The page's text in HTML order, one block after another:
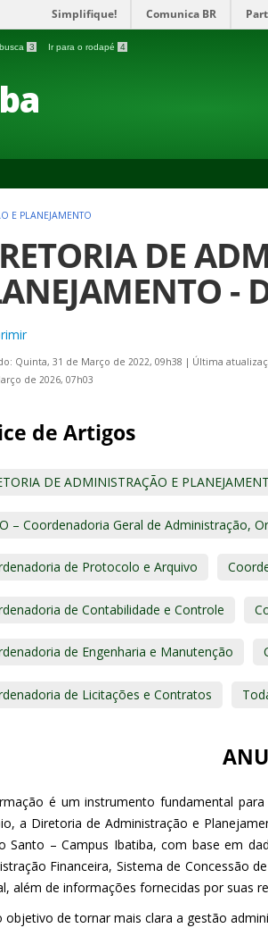
Simplifique! Comunica BR
3 Ir para o rodapé 4
E PLANEJAMENTO
DE
-
Quinta, 31 de Março de 2022, 09h38 | Última
de 2026, 07h03
de Artigos
DE ADMINISTRAÇÃO E
– Coordenadoria Geral de Administração,
de Protocolo e Arquivo
de Contabilidade e Controle
de Engenharia e Manutenção
de Licitações e Contratos
é um instrumento fundamental
a Diretoria de Administração e
Santo – Campus Ibatiba, com base em
Financeira, Sistema de Concessão
além de informações fornecidas por suas
objetivo de tornar mais clara a gestão